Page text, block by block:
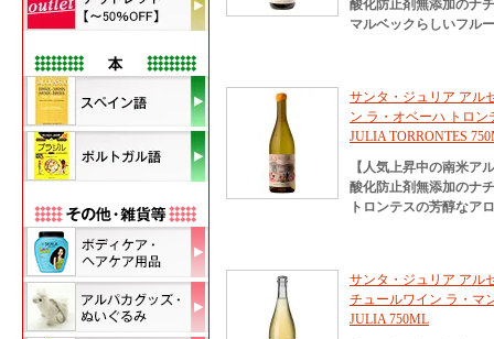
酸化防止剤無添加のナ
マルベックらしいフル
サンタ・ジュリア アル
ン ラ・オベーハ トロン
JULIA TORRONTES
【人気上昇中の南米ア
酸化防止剤無添加のナ
トロンテスの芳醇なア
サンタ・ジュリア アル
チュールワイン ラ・マ
JULIA 750ML